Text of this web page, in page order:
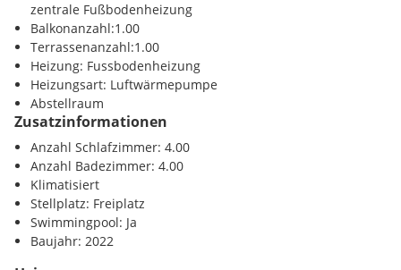
Im Obergeschoss gibt es drei Schlafzimmer, drei
Badezimmer, eine Terrasse mit bereits vorhandenen
Anschlüssen für einen Jacuzzi sowie einen Wellnessbereich
mit Dusche und einer vorgesehenen Sauna.
Zusätzliche Ausstattungsmerkmale umfassen
Fußbodenheizung, eine Wärmepumpe, einen beheizten Pool
mit einer Größe von 30 m2, eine Sonnenterrasse und eine
Außendusche.
zentrale Fußbodenheizung
Balkonanzahl:1.00
Terrassenanzahl:1.00
Heizung: Fussbodenheizung
Heizungsart: Luftwärmepumpe
Abstellraum
Zusatzinformationen
Anzahl Schlafzimmer: 4.00
Anzahl Badezimmer: 4.00
Klimatisiert
Stellplatz: Freiplatz
Swimmingpool: Ja
Baujahr: 2022